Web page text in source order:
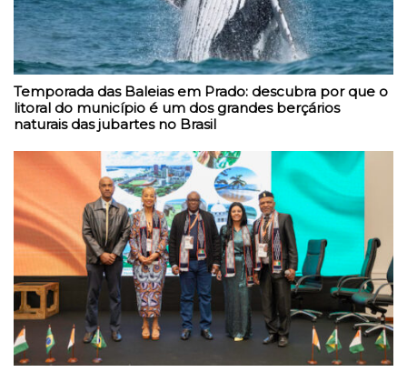
Temporada das Baleias em Prado: descubra por que o
litoral do município é um dos grandes berçários
naturais das jubartes no Brasil